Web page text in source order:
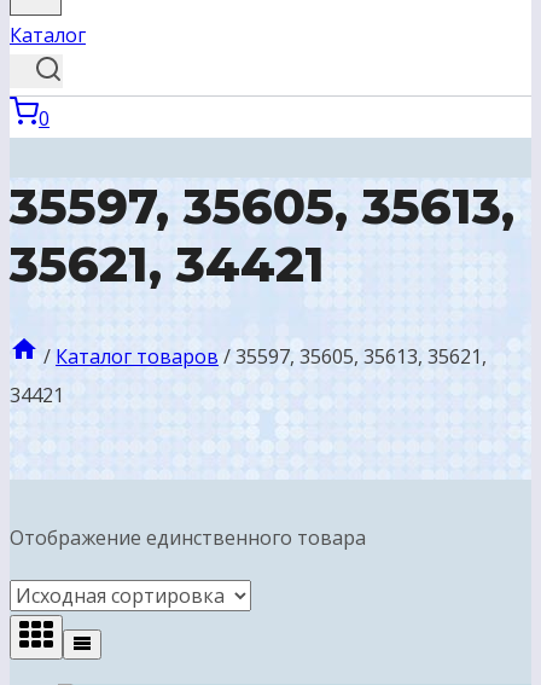
Каталог
0
35597, 35605, 35613,
35621, 34421
/ Каталог товаров /35597, 35605, 35613, 35621,
34421
Отображение единственного товара